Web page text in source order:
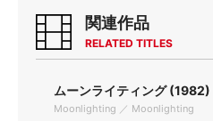
関連作品
RELATED TITLES
ムーンライティング (1982)
Moonlighting ／ Moonlighting